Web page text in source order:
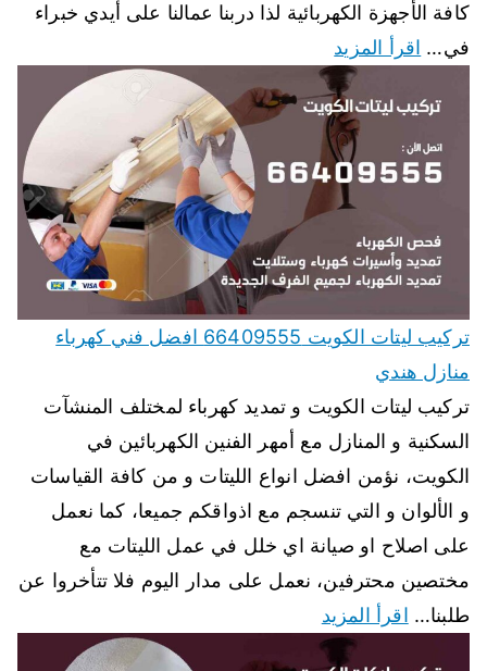
كافة الأجهزة الكهربائية لذا دربنا عمالنا على أيدي خبراء
في… اقرأ المزيد
تركيب ليتات الكويت 66409555 افضل فني كهرباء
منازل هندي
تركيب ليتات الكويت و تمديد كهرباء لمختلف المنشآت
السكنية و المنازل مع أمهر الفنين الكهربائين في
الكويت، نؤمن افضل انواع الليتات و من كافة القياسات
و الألوان و التي تنسجم مع اذواقكم جميعا، كما نعمل
على اصلاح او صيانة اي خلل في عمل الليتات مع
مختصين محترفين، نعمل على مدار اليوم فلا تتأخروا عن
طلبنا… اقرأ المزيد